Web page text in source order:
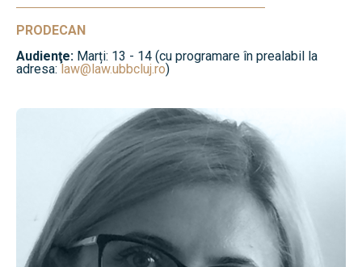
PRODECAN
Audienţe: Marți: 13 - 14 (cu programare în prealabil la
adresa:law@law.ubbcluj.ro)